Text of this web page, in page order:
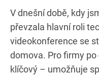
V dnešní době, kdy
převzala hlavní roli
videokonference se
domova. Pro firmy
klíčový – umožňuje